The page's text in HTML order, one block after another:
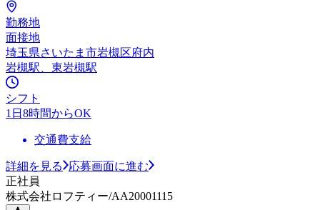
勤務地
面接地
埼玉県さいたま市岩槻区府内
岩槻駅、東岩槻駅
シフト
1日8時間からOK
交通費支給
詳細を見る
応募画面に進む
正社員
株式会社ロフティー/AA20001115